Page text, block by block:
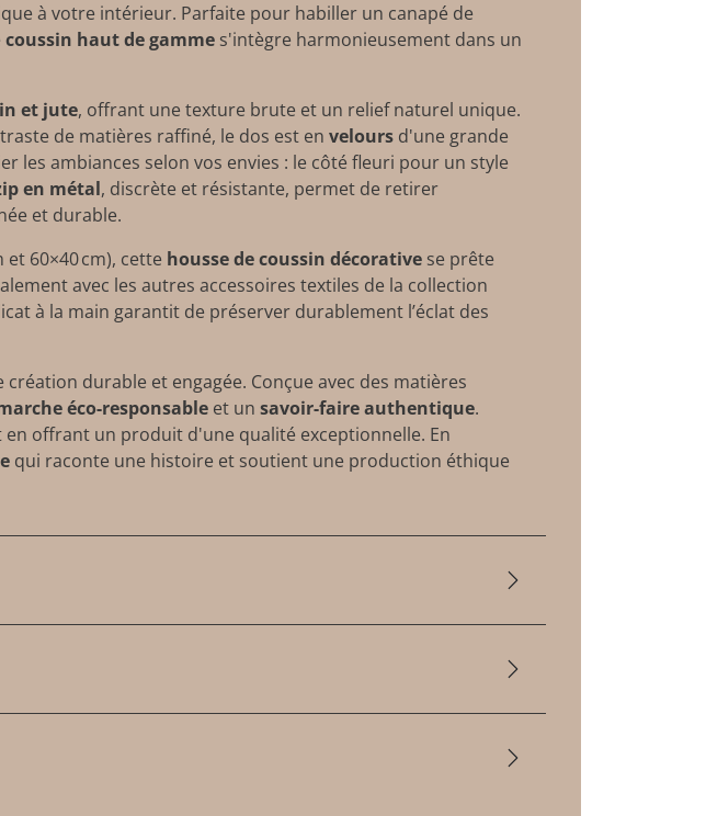
à votre intérieur. Parfaite pour habiller un canapé de
coussin haut de gamme s'intègre harmonieusement dans un
et jute, offrant une texture brute et un relief naturel unique.
de matières raffiné, le dos est en velours d'une grande
les ambiances selon vos envies : le côté fleuri pour un style
en métal, discrète et résistante, permet de retirer
et durable.
et 60×40 cm), cette housse de coussin décorative se prête
avec les autres accessoires textiles de la collection
à la main garantit de préserver durablement l’éclat des
création durable et engagée. Conçue avec des matières
éco-responsable et un savoir-faire authentique.
offrant un produit d'une qualité exceptionnelle. En
qui raconte une histoire et soutient une production éthique